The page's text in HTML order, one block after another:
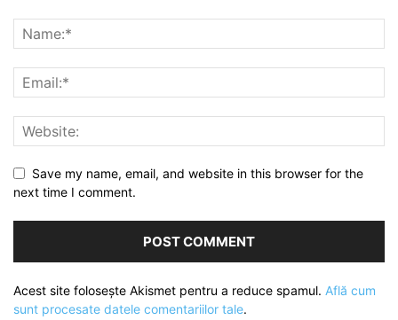
Save my name, email, and website in this browser for the
next time I comment.
Acest site folosește Akismet pentru a reduce spamul. Află cum
sunt procesate datele comentariilor tale.